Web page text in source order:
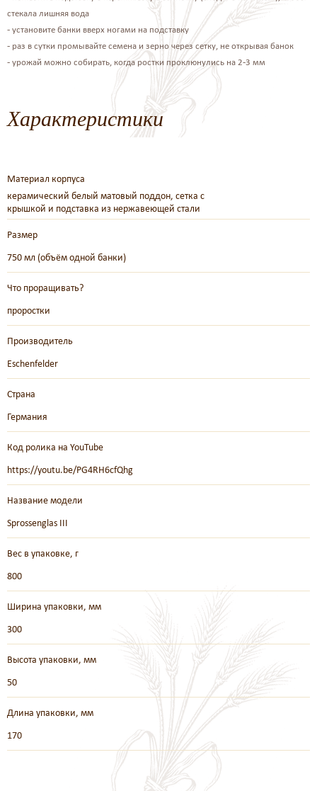
стекала лишняя вода
- установите банки вверх ногами на подставку
- раз в сутки промывайте семена и зерно через сетку, не открывая банок
- урожай можно собирать, когда ростки проклюнулись на 2-3 мм
Характеристики
Материал корпуса
керамический белый матовый поддон, сетка с
крышкой и подставка из нержавеющей стали
Размер
750 мл (объём одной банки)
Что проращивать?
проростки
Производитель
Eschenfelder
Страна
Германия
Код ролика на YouTube
https://youtu.be/PG4RH6cfQhg
Название модели
Sprossenglas III
Вес в упаковке, г
800
Ширина упаковки, мм
300
Высота упаковки, мм
50
Длина упаковки, мм
170